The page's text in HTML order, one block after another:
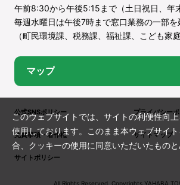
午前8:30から午後5:15まで（土日祝日、年
毎週水曜日は午後7時まで窓口業務の一部
（町民環境課、税務課、福祉課、こども家
マップ
公式SNSポリシー プライバシー
免責事項・著作権 サイトマップ
サイトポリシー
All Rights Reserved. Copyrights YAHABA
このウェブサイトでは、サイトの利便性向
使用しております。このまま本ウェブサイ
合、クッキーの使用に同意いただいたものと